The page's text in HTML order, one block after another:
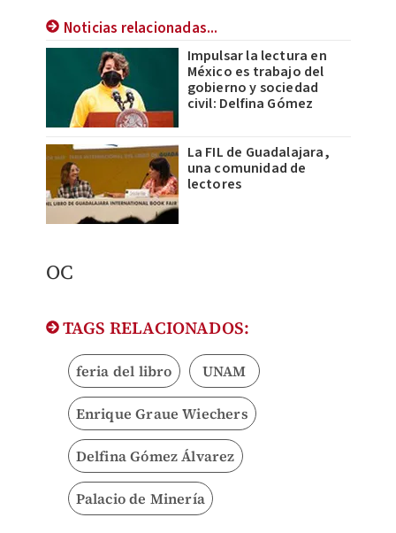
Noticias relacionadas...
Impulsar la lectura en
México es trabajo del
gobierno y sociedad
civil: Delfina Gómez
La FIL de Guadalajara,
una comunidad de
lectores
OC
TAGS RELACIONADOS:
feria del libro UNAM
Enrique Graue Wiechers
Delfina Gómez Álvarez
Palacio de Minería